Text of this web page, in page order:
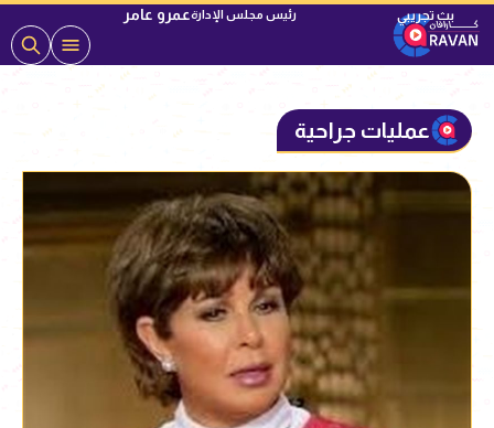
رئيس مجلس الإدارةعمرو عامر
عمليات جراحية